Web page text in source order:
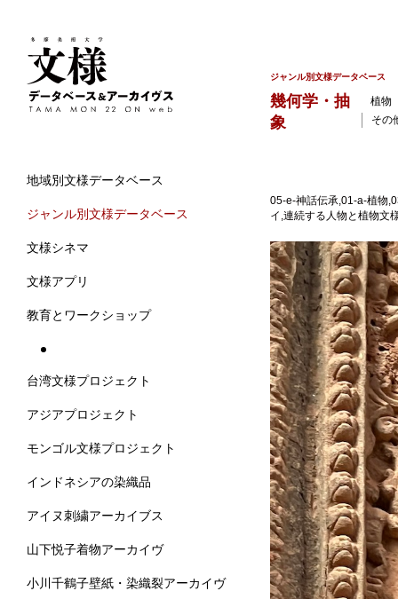
地域別文様データベース
ジャンル別文様データベース
文様シネマ
文様アプリ
教育とワークショップ
台湾文様プロジェクト
アジアプロジェクト
モンゴル文様プロジェクト
インドネシアの染織品
アイヌ刺繍アーカイブス
山下悦子着物アーカイヴ
小川千鶴子壁紙・染織裂アーカイヴ
ジャンル別文様データベース
幾何学・抽
象
植物
その
05-e-神話伝承,01-a-植物
イ,連続する人物と植物